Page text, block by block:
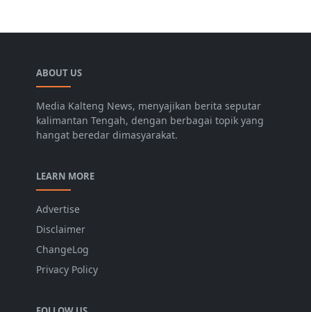
ABOUT US
Media Kalteng News, menyajikan berita seputar
kalimantan Tengah, dengan berbagai topik yang
hangat beredar dimasyarakat.
LEARN MORE
Advertise
Disclaimer
ChangeLog
Privacy Policy